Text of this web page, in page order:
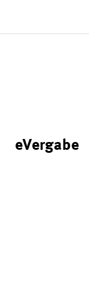
eVergabe